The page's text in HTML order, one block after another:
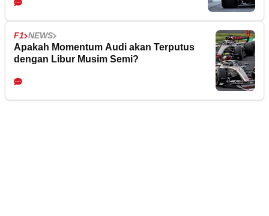
F1 NEWS
Apakah Momentum Audi akan Terputus
dengan Libur Musim Semi?